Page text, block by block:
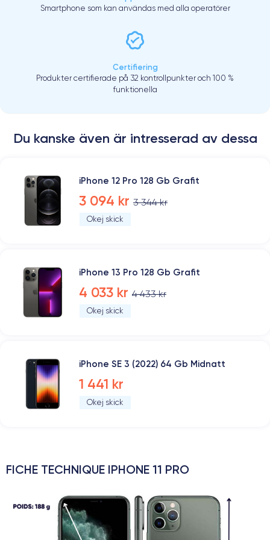
Smartphone som kan användas med alla operatörer
Certifiering
Produkter certifierade på 32 kontrollpunkter och 100 %
funktionella
Du kanske även är intresserad av dessa
iPhone 12 Pro 128 Gb Grafit
3 094 kr 3 344 kr
Okej skick
iPhone 13 Pro 128 Gb Grafit
4 033 kr 4 433 kr
Okej skick
iPhone SE 3 (2022) 64 Gb Midnatt
1 441 kr
Okej skick
FICHE TECHNIQUE IPHONE 11 PRO